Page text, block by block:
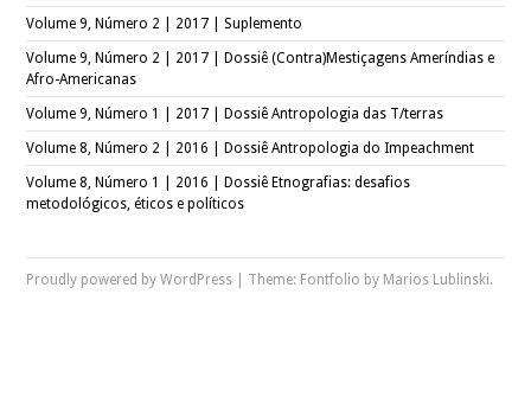
Volume 9, Número 2 | 2017 | Suplemento
Volume 9, Número 2 | 2017 | Dossiê (Contra)Mestiçagens Ameríndias e
Afro-Americanas
Volume 9, Número 1 | 2017 | Dossiê Antropologia das T/terras
Volume 8, Número 2 | 2016 | Dossiê Antropologia do Impeachment
Volume 8, Número 1 | 2016 | Dossiê Etnografias: desafios
metodológicos, éticos e políticos
Proudly powered by WordPress Theme: Fontfolio by Marios Lublinski.